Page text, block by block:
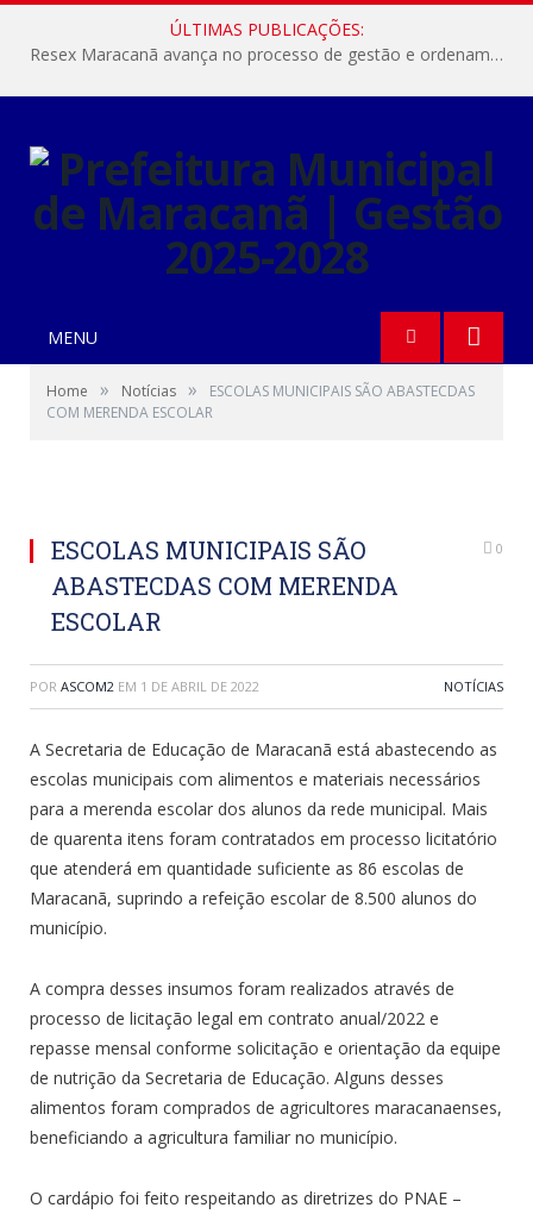
ÚLTIMAS PUBLICAÇÕES:
Resex Maracanã avança no processo de gestão e ordenamento do turismo em nossas áreas protegidas.
MENU
Home » Notícias »
ESCOLAS MUNICIPAIS SÃO ABASTECDAS
COM MERENDA ESCOLAR
ESCOLAS MUNICIPAIS SÃO
ABASTECDAS COM MERENDA
ESCOLAR
0
POR ASCOM2 EM 1 DE ABRIL DE 2022 NOTÍCIAS
A Secretaria de Educação de Maracanã está abastecendo as
escolas municipais com alimentos e materiais necessários
para a merenda escolar dos alunos da rede municipal. Mais
de quarenta itens foram contratados em processo licitatório
que atenderá em quantidade suficiente as 86 escolas de
Maracanã, suprindo a refeição escolar de 8.500 alunos do
município.
A compra desses insumos foram realizados através de
processo de licitação legal em contrato anual/2022 e
repasse mensal conforme solicitação e orientação da equipe
de nutrição da Secretaria de Educação. Alguns desses
alimentos foram comprados de agricultores maracanaenses,
beneficiando a agricultura familiar no município.
O cardápio foi feito respeitando as diretrizes do PNAE –